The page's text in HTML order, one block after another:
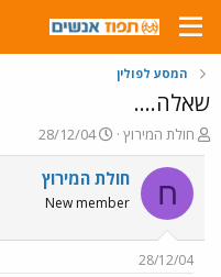
המסע לפולין
שאלה....
פ
ו
ת
ח
ה
ש
חולת המירוץ
פ
ו
ר
ם
28/12/04
ח חולת המירוץ
New member
28/12/04